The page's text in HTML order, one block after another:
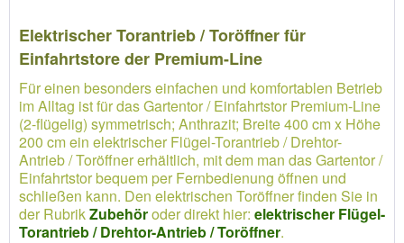
Elektrischer Torantrieb / Toröffner für
Einfahrtstore der Premium-Line
Für einen besonders einfachen und komfortablen Betrieb
im Alltag ist für das Gartentor / Einfahrtstor Premium-Line
(2-flügelig) symmetrisch; Anthrazit; Breite 400 cm x Höhe
200 cm ein elektrischer Flügel-Torantrieb / Drehtor-
Antrieb / Toröffner erhältlich, mit dem man das Gartentor /
Einfahrtstor bequem per Fernbedienung öffnen und
schließen kann. Den elektrischen Toröffner finden Sie in
der RubrikZubehöroder direkt hier: elektrischer Flügel-
Torantrieb / Drehtor-Antrieb / Toröffner.